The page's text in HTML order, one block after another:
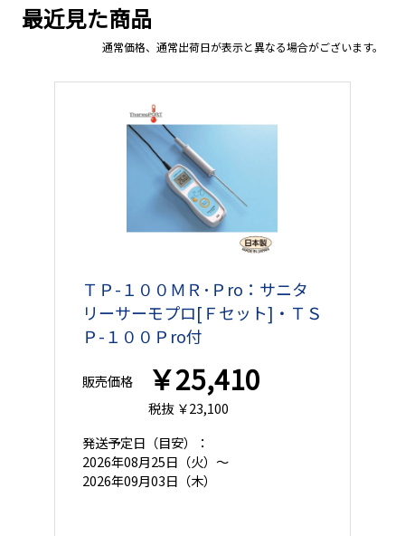
最近見た商品
通常価格、通常出荷日が表示と異なる場合がございます。
ＴＰ-１００ＭＲ･Ｐro：サニタ
リーサーモプロ[Ｆセット]・ＴＳ
Ｐ-１００Ｐro付
販売価格 ￥25,410
税抜 ￥23,100
発送予定日 （目安）：
2026年08月25日（火）～
2026年09月03日（木）